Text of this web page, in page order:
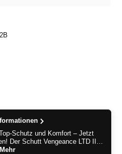
Schutz und Komfort – Jetzt
Der Schutt Vengeance LTD II…
Mehr